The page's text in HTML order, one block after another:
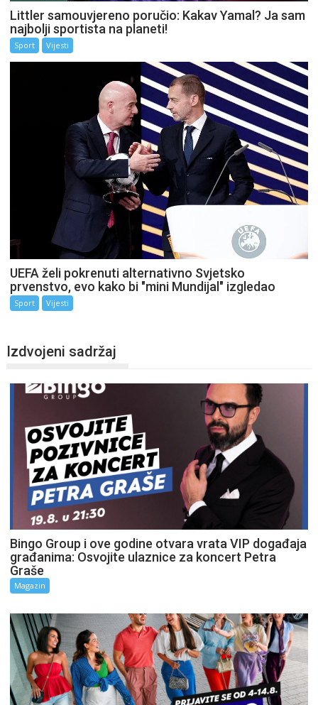
Littler samouvjereno poručio: Kakav Yamal? Ja sam
najbolji sportista na planeti!
Sport Vijesti
UEFA želi pokrenuti alternativno Svjetsko
prvenstvo, evo kako bi "mini Mundijal" izgledao
Sport Vijesti
Izdvojeni sadržaj
Bingo Group i ove godine otvara vrata VIP događaja
građanima: Osvojite ulaznice za koncert Petra
Graše
Magazin